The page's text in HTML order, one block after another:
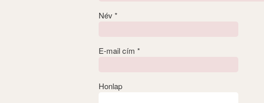
Név *
E-mail cím *
Honlap